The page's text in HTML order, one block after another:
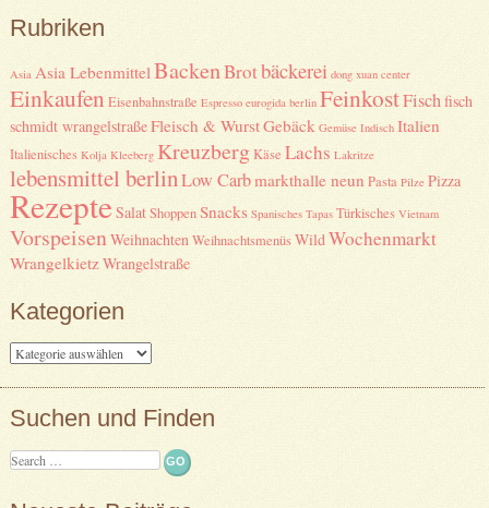
Rubriken
Asia Asia Lebenmittel BackenBrotbäckerei dong xuan center
Einkaufen Eisenbahnstraße Espresso eurogida berlin FeinkostFischfisch
schmidt wrangelstraßeFleisch & WurstGebäck Gemüse Indisch Italien
Italienisches Kolja Kleeberg KreuzbergKäse Lachs Lakritze
lebensmittel berlinLow Carbmarkthalle neun Pasta Pilze Pizza
RezepteSalatShoppenSnacks Spanisches Tapas Türkisches Vietnam
VorspeisenWeihnachtenWeihnachtsmenüsWildWochenmarkt
WrangelkietzWrangelstraße
Kategorien
Kategorien
Suchen und Finden
Search